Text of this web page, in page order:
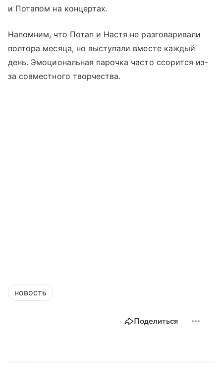
и Потапом на концертах.
Напомним, что Потап и Настя не разговаривали
полтора месяца, но выступали вместе каждый
день. Эмоциональная парочка часто ссорится из-
за совместного творчества.
новость
Поделиться